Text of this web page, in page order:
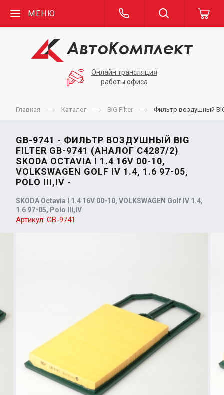
МЕНЮ
Онлайн трансляция
работы офиса
Главная Каталог BIG Filter Фильтр воздушный BIG
GB-9741 - ФИЛЬТР ВОЗДУШНЫЙ BIG
FILTER GB-9741 (АНАЛОГ C4287/2)
SKODA OCTAVIA I 1.4 16V 00-10,
VOLKSWAGEN GOLF IV 1.4, 1.6 97-05,
POLO III,IV -
SKODA Octavia I 1.4 16V 00-10, VOLKSWAGEN Golf IV 1.4,
1.6 97-05, Polo III,IV
Артикул: GB-9741